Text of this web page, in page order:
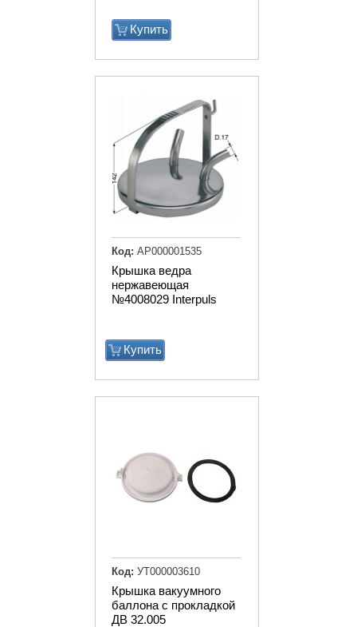
Купить
Крышка ведра
нержавеющая
№4008029 Interpuls
Купить
Код: АР000001535
Крышка вакуумного
баллона с прокладкой
ДВ 32.005
Код: УТ000003610